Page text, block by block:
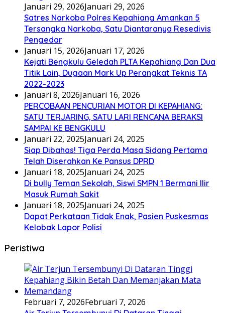
Januari 29, 2026Januari 29, 2026
Satres Narkoba Polres Kepahiang Amankan 5
Tersangka Narkoba, Satu Diantaranya Resedivis
Pengedar
Januari 15, 2026Januari 17, 2026
Kejati Bengkulu Geledah PLTA Kepahiang Dan Dua
Titik Lain, Dugaan Mark Up Perangkat Teknis TA
2022-2023
Januari 8, 2026Januari 16, 2026
PERCOBAAN PENCURIAN MOTOR DI KEPAHIANG:
SATU TERJARING, SATU LARI RENCANA BERAKSI
SAMPAI KE BENGKULU
Januari 22, 2025Januari 24, 2025
Siap Dibahas! Tiga Perda Masa Sidang Pertama
Telah Diserahkan Ke Pansus DPRD
Januari 18, 2025Januari 24, 2025
Di bully Teman Sekolah, Siswi SMPN 1 Bermani Ilir
Masuk Rumah Sakit
Januari 18, 2025Januari 24, 2025
Dapat Perkataan Tidak Enak, Pasien Puskesmas
Kelobak Lapor Polisi
Peristiwa
Februari 7, 2026Februari 7, 2026